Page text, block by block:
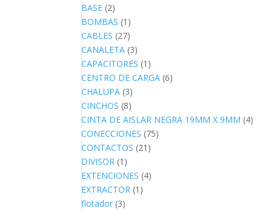
BASE (2)
BOMBAS (1)
CABLES (27)
CANALETA (3)
CAPACITORES (1)
CENTRO DE CARGA (6)
CHALUPA (3)
CINCHOS (8)
CINTA DE AISLAR NEGRA 19MM X 9MM (4)
CONECCIONES (75)
CONTACTOS (21)
DIVISOR (1)
EXTENCIONES (4)
EXTRACTOR (1)
flotador (3)